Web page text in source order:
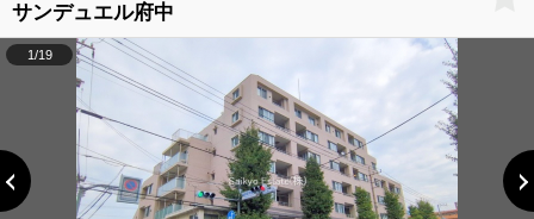
サンデュエル府中
1/19